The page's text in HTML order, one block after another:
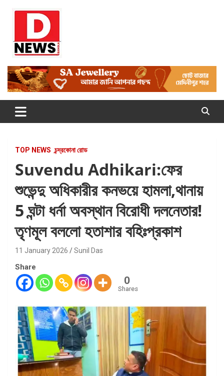
Dnews
#Medinipur24X7News
TOP NEWS চন্দ্রকোনা রোড
Suvendu Adhikari:ফের
শুভেন্দু অধিকারীর কনভয়ে হামলা,থানায়
5 ঘন্টা ধর্না অবস্থান বিরোধী দলনেতার!
তৃণমূল বললো হতাশার বহিঃপ্রকাশ
11 January 2026 Sunil Das
Share
0
Shares